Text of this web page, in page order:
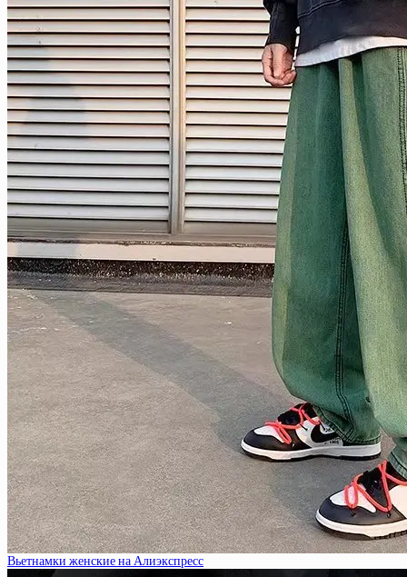
Вьетнамки женские на Алиэкспресс